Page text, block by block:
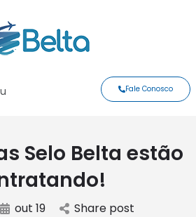
Fale Conosco
Selo Belta estão
out 19 Share post